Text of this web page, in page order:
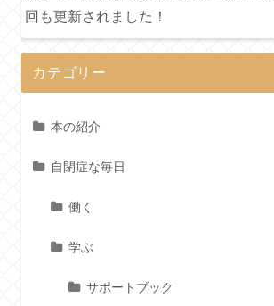
回も更新されました！
カテゴリー
本の紹介
自閉症な毎日
働く
学ぶ
サポートブック